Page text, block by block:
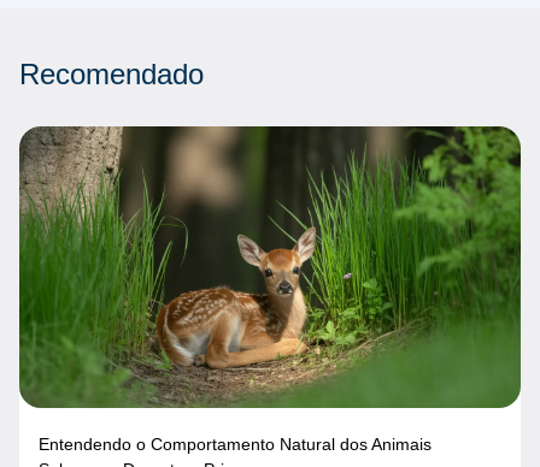
Recomendado
Entendendo o Comportamento Natural dos Animais